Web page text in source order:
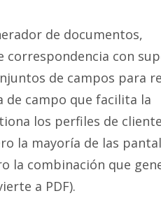
de documentos,
correspondencia con
de campos para
campo que facilita la
los perfiles de
la mayoría de las
la combinación que
a PDF).